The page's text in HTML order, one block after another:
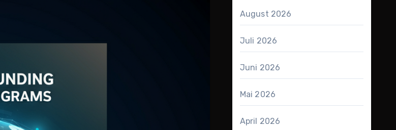
August 2026
Juli 2026
Juni 2026
Mai 2026
April 2026